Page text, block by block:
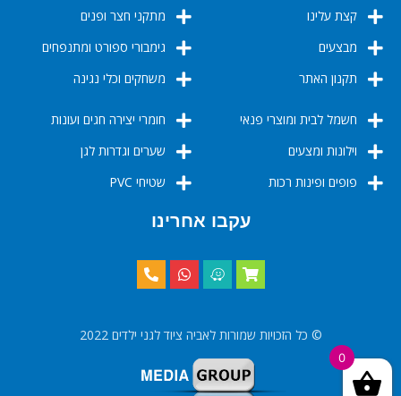
קצת עלינו
מבצעים
תקנון האתר
מתקני חצר ופנים
גימבורי ספורט ומתנפחים
משחקים וכלי נגינה
חשמל לבית ומוצרי פנאי
וילונות ומצעים
פופים ופינות רכות
חומרי יצירה חגים ועונות
שערים וגדרות לגן
שטיחי PVC
עקבו אחרינו
© כל הזכויות שמורות לאביה ציוד לגני ילדים 2022
0